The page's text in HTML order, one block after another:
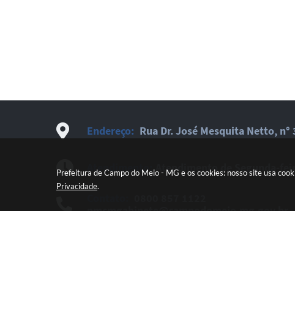
Prefeitura de Campo do Meio - MG e os cookies: nosso site usa
Privacidade.
Endereço: Rua Dr. José Mesquita Netto,
Atendimento: Atendimento de Segunda-
pmcmgabinete@campodomeio.mg.gov.br